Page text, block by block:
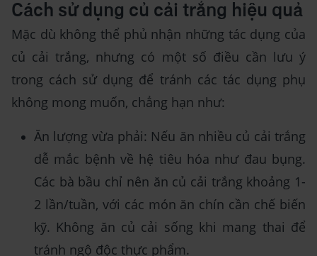
Cách sử dụng củ cải trắng hiệu quả
Mặc dù không thể phủ nhận những tác dụng của
củ cải trắng, nhưng có một số điều cần lưu ý
trong cách sử dụng để tránh các tác dụng phụ
không mong muốn, chẳng hạn như:
Ăn lượng vừa phải: Nếu ăn nhiều củ cải trắng
dễ mắc bệnh về hệ tiêu hóa như đau bụng.
Các bà bầu chỉ nên ăn củ cải trắng khoảng 1-
2 lần/tuần, với các món ăn chín cần chế biến
kỹ. Không ăn củ cải sống khi mang thai để
tránh ngộ độc thực phẩm.